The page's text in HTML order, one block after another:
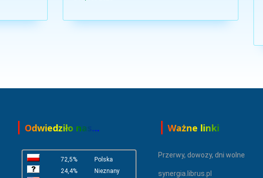
Odwiedziło nas...
72,5%
Polska
24,4%
Nieznany
Ważne linki
Przerwy, dowozy, dni wolne
synergia.librus.pl